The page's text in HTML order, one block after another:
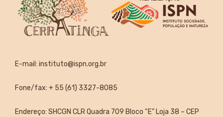
E-mail: instituto@ispn.org.br
Fone/fax: + 55 (61) 3327-8085
Endereço: SHCGN CLR Quadra 709 Bloco “E” Loja 38 – CEP